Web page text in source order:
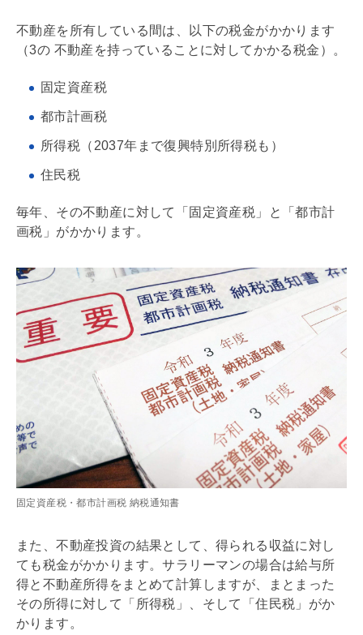
不動産を所有している間は、以下の税金がかかります
（3の 不動産を持っていることに対してかかる税金）。
固定資産税
都市計画税
所得税（2037年まで復興特別所得税も）
住民税
毎年、その不動産に対して「 固定資産税 」と「都市計
画税」がかかります。
固定資産税・都市計画税 納税通知書
また、不動産投資の結果として、得られる収益に対し
ても税金がかかります。サラリーマンの場合は給与所
得と不動産所得をまとめて計算しますが、まとまった
その所得に対して「所得税」、そして「住民税」がか
かります。